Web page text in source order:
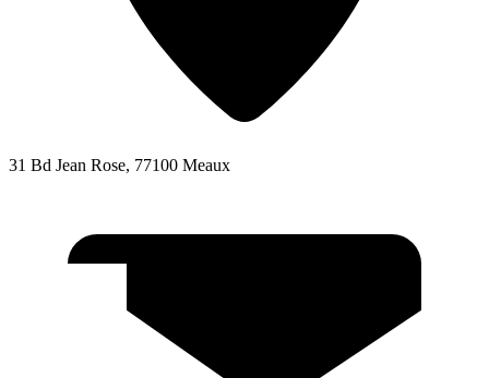
31 Bd Jean Rose, 77100 Meaux